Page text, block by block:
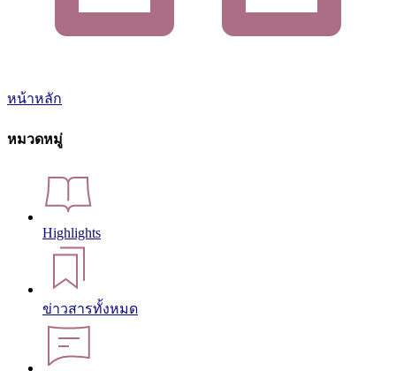
หน้าหลัก
หมวดหมู่
Highlights
ข่าวสารทั้งหมด